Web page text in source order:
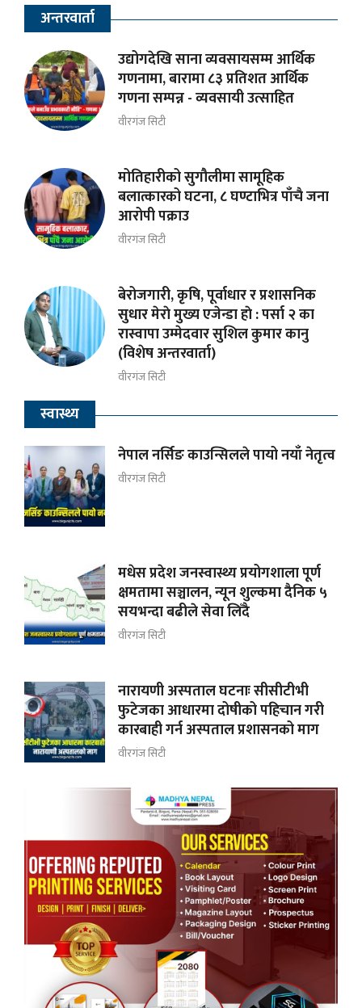
अन्तरवार्ता
उद्योगदेखि साना व्यवसायसम्म आर्थिक
गणनामा, बारामा ८३ प्रतिशत आर्थिक
गणना सम्पन्न - व्यवसायी उत्साहित
वीरगंज सिटी
मोतिहारीको सुगौलीमा सामूहिक
बलात्कारको घटना, ८ घण्टाभित्र पाँचै जना
आरोपी पक्राउ
वीरगंज सिटी
बेरोजगारी, कृषि, पूर्वाधार र प्रशासनिक
सुधार मेराे मुख्य एजेन्डा हाे : पर्सा २ का
रास्वापा उम्मेदवार सुशिल कुमार कानु
(विशेष अन्तरवार्ता)
वीरगंज सिटी
स्वास्थ्य
नेपाल नर्सिङ काउन्सिलले पायो नयाँ नेतृत्व
वीरगंज सिटी
मधेस प्रदेश जनस्वास्थ्य प्रयोगशाला पूर्ण
क्षमतामा सञ्चालन, न्यून शुल्कमा दैनिक ५
सयभन्दा बढीले सेवा लिँदै
वीरगंज सिटी
नारायणी अस्पताल घटनाः सीसीटीभी
फुटेजका आधारमा दोषीको पहिचान गरी
कारबाही गर्न अस्पताल प्रशासनको माग
वीरगंज सिटी